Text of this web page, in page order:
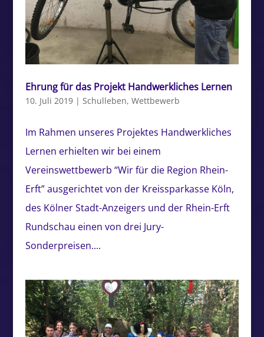
Ehrung für das Projekt Handwerkliches Lernen
10. Juli 2019| Schulleben, Wettbewerb
Im Rahmen unseres Projektes Handwerkliches
Lernen erhielten wir bei einem
Vereinswettbewerb “Wir für die Region Rhein-
Erft” ausgerichtet von der Kreissparkasse Köln,
des Kölner Stadt-Anzeigers und der Rhein-Erft
Rundschau einen von drei Jury-
Sonderpreisen....